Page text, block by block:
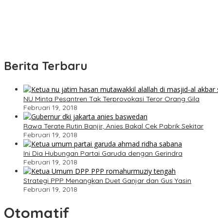
Berita Terbaru
NU Minta Pesantren Tak Terprovokasi Teror Orang Gila
Februari 19, 2018
Rawa Terate Rutin Banjir, Anies Bakal Cek Pabrik Sekitar
Februari 19, 2018
Ini Dia Hubungan Partai Garuda dengan Gerindra
Februari 19, 2018
Strategi PPP Menangkan Duet Ganjar dan Gus Yasin
Februari 19, 2018
Otomatif